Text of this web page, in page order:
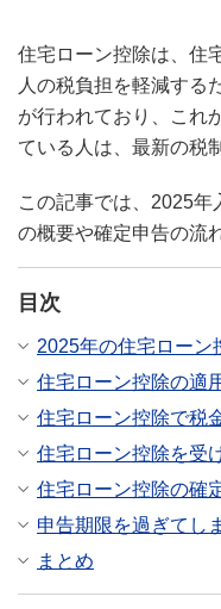
住宅ローン控除は、住
人の税負担を軽減する
が行われており、これ
ている人は、最新の税
この記事では、2025年
の概要や確定申告の流
目次
2025年の住宅ローン
住宅ローン控除の適
住宅ローン控除で税
住宅ローン控除を受
住宅ローン控除の確
申告期限を過ぎてし
まとめ